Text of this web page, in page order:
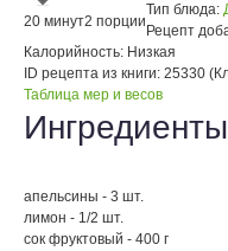
20 минут2 порции
Тип блюда:
Рецепт
Калорийность: Низкая
ID рецепта из книги: 25330
Таблица мер и весов
апельсины - 3 шт.
лимон - 1/2 шт.
сок фруктовый - 400 г